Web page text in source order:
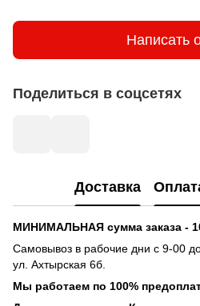
Написать
Поделиться в соцсетях
Доставка
МИНИМАЛЬНАЯ сумма заказа -
Самовывоз в рабочие дни с 9-00
ул. Ахтырская 6б.
Мы работаем по 100%